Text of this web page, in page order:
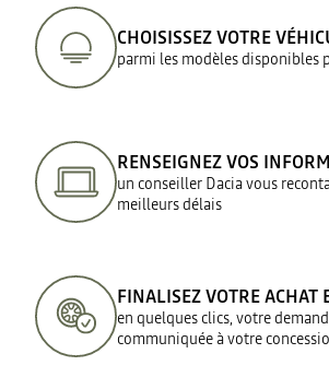
CHOISISSEZ VOTRE
parmi les modèles disponibles
RENSEIGNEZ VOS
un conseiller Dacia vous
meilleurs délais
FINALISEZ VOTRE ACHAT
en quelques clics, votre
communiquée à votre